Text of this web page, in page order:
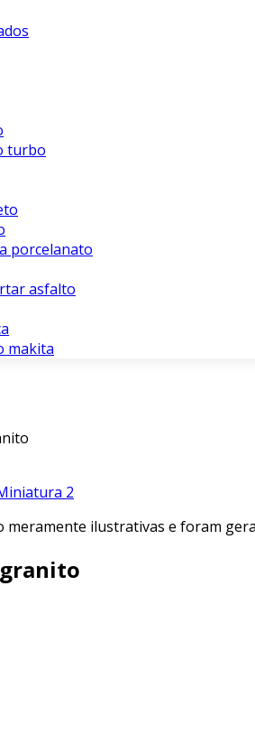
turbo
porcelanato
asfalto
makita
meramente ilustrativas e foram